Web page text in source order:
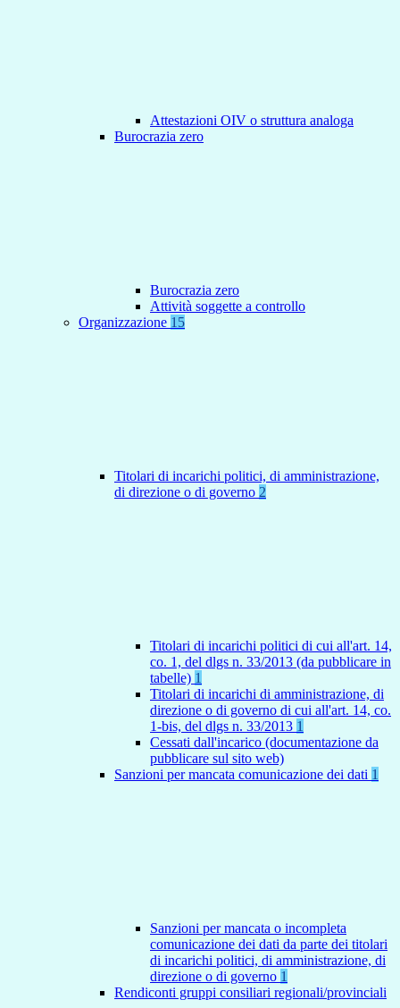
Attestazioni OIV o struttura analoga
Burocrazia zero
Burocrazia zero
Attività soggette a controllo
Organizzazione 15
Titolari di incarichi politici, di amministrazione,
di direzione o di governo 2
Titolari di incarichi politici di cui all'art. 14,
co. 1, del dlgs n. 33/2013 (da pubblicare in
tabelle) 1
Titolari di incarichi di amministrazione, di
direzione o di governo di cui all'art. 14, co.
1-bis, del dlgs n. 33/2013 1
Cessati dall'incarico (documentazione da
pubblicare sul sito web)
Sanzioni per mancata comunicazione dei dati 1
Sanzioni per mancata o incompleta
comunicazione dei dati da parte dei titolari
di incarichi politici, di amministrazione, di
direzione o di governo 1
Rendiconti gruppi consiliari regionali/provinciali